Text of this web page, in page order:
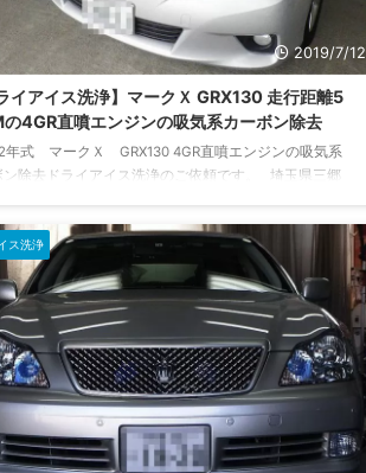
2019/7/12
イアイス洗浄】マークＸ GRX130 走行距離5
4GR直噴エンジンの吸気系カーボン除去
年式 マークＸ GRX130 4GR直噴エンジンの吸気系
ン除去ドライアイス洗浄のご依頼です。 埼玉県三郷
離は少な目。 カーボンがどの程度堆積しているのか楽
す。 それでは作業前の事前チェックから開始しま
行試運転へ。 オートサプライ鈴木の周辺を10分程度
ます。 エンジンのフィーリングは良好です。 作業場
外部診断機を接続 ...
ス洗浄